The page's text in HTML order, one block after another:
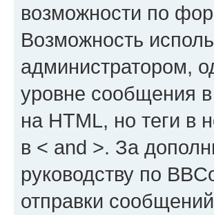
возможности по
Возможность
администратором,
уровне сообщения
на HTML, но теги в
в < and >. За
руководству по
отправки